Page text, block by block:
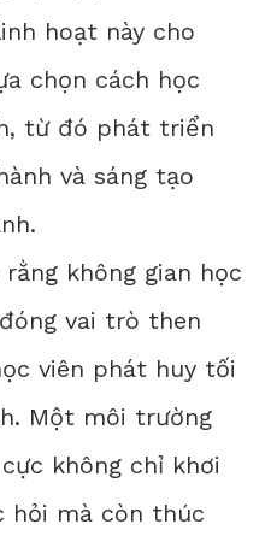
hoạt này cho
chọn cách học
từ đó phát triển
và sáng tạo
không gian học
vai trò then
viên phát huy tối
Một môi trường
không chỉ khơi
hỏi mà còn thúc